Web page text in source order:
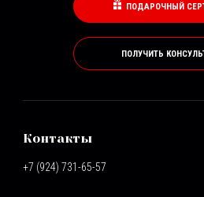
ПОДАРОЧНЫЙ
ПОЛУЧИТЬ
Контакты
+7 (924) 731-65-57